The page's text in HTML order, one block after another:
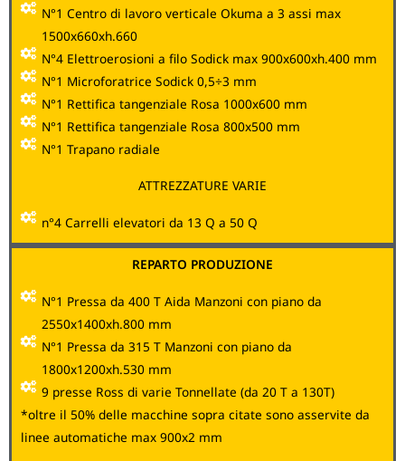
N°1 Centro di lavoro verticale Okuma a 3 assi max
1500x660xh.660
N°4 Elettroerosioni a filo Sodick max 900x600xh.400 mm
N°1 Microforatrice Sodick 0,5÷3 mm
N°1 Rettifica tangenziale Rosa 1000x600 mm
N°1 Rettifica tangenziale Rosa 800x500 mm
N°1 Trapano radiale
ATTREZZATURE VARIE
n°4 Carrelli elevatori da 13 Q a 50 Q
REPARTO PRODUZIONE
N°1 Pressa da 400 T Aida Manzoni con piano da
2550x1400xh.800 mm
N°1 Pressa da 315 T Manzoni con piano da
1800x1200xh.530 mm
9 presse Ross di varie Tonnellate (da 20 T a 130T)
*oltre il 50% delle macchine sopra citate sono asservite da
linee automatiche max 900x2 mm